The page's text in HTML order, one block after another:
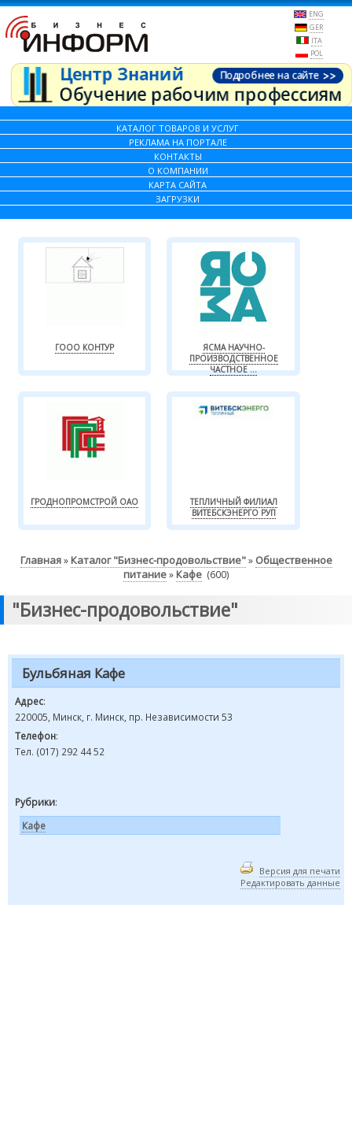
ENG
GER
ITA
POL
КАТАЛОГ ТОВАРОВ И УСЛУГ
РЕКЛАМА НА ПОРТАЛЕ
КОНТАКТЫ
О КОМПАНИИ
КАРТА САЙТА
ЗАГРУЗКИ
ГООО КОНТУР
ЯСМА НАУЧНО-
ПРОИЗВОДСТВЕННОЕ
ЧАСТНОЕ ...
ГРОДНОПРОМСТРОЙ ОАО
ТЕПЛИЧНЫЙ ФИЛИАЛ
ВИТЕБСКЭНЕРГО РУП
Главная» Каталог "Бизнес-продовольствие"» Общественное
питание» Кафе(600)
"Бизнес-продовольствие"
Бульбяная Кафе
Адрес:
220005, Минск, г. Минск, пр. Независимости 53
Телефон:
Тел. (017) 292 44 52
Рубрики:
Кафе
Версия для печати
Редактировать данные